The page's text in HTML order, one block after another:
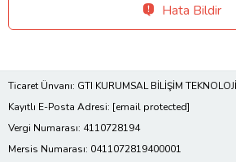
Hata Bildir
Ticaret Ünvanı: GTI KURUMSAL BİLİŞİM
Kayıtlı E-Posta Adresi: [email protected]
Vergi Numarası: 4110728194
Mersis Numarası: 0411072819400001